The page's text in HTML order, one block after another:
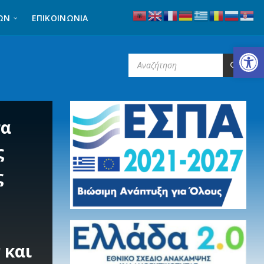
Ανοίξτε τη γραμμή εργαλείων
ΕΠΙΚΟΙΝΩΝΊΑ